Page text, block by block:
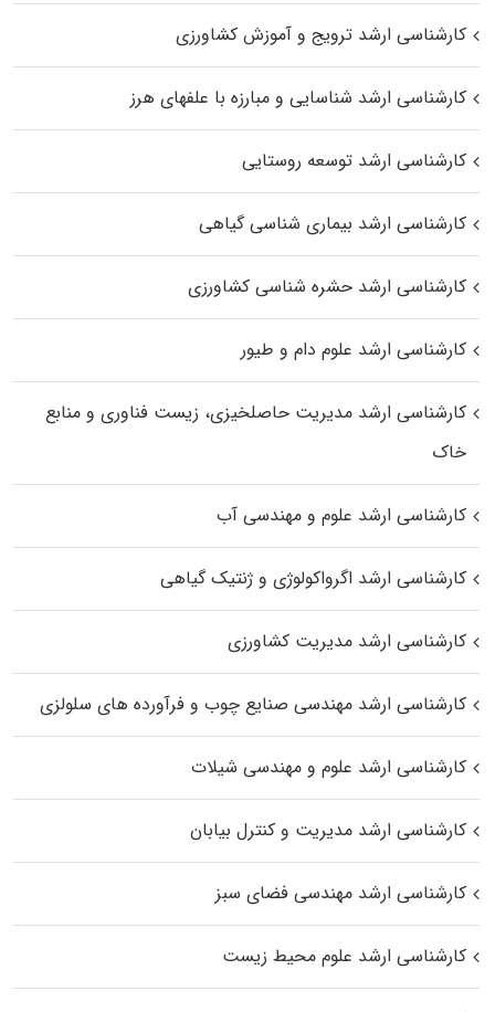
کارشناسی ارشد ترویج و آموزش کشاورزی
کارشناسی ارشد شناسایی و مبارزه با علفهای هرز
کارشناسی ارشد توسعه روستایی
کارشناسی ارشد بیماری‌ شناسی گیاهی
کارشناسی ارشد حشره‌ شناسی کشاورزی
کارشناسی ارشد علوم دام و طیور
کارشناسی ارشد مدیریت حاصلخیزی، زیست فناوری و منابع
خاک
کارشناسی ارشد علوم و مهندسی آب
کارشناسی ارشد اگرواکولوژی و ژنتیک گیاهی
کارشناسی ارشد مدیریت کشاورزی
کارشناسی ارشد مهندسی صنایع چوب و فرآورده‌ های سلولزی
کارشناسی ارشد علوم و مهندسی شیلات
کارشناسی ارشد مدیریت و کنترل بیابان
کارشناسی ارشد مهندسی فضای سبز
کارشناسی ارشد علوم محیط‌ زیست